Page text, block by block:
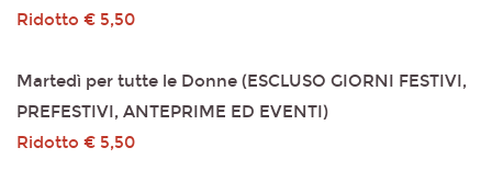
Ridotto € 5,50
Martedì per tutte le Donne (ESCLUSO GIORNI FESTIVI,
PREFESTIVI, ANTEPRIME ED EVENTI)
Ridotto € 5,50